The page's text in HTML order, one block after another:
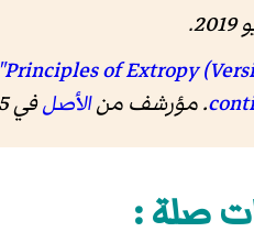
.
"Principles of Extropy
الأصلفي 15 أكتوبر 2013
صلة :